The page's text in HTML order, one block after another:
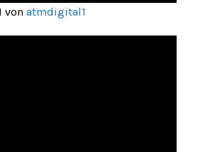
von atmdigital1